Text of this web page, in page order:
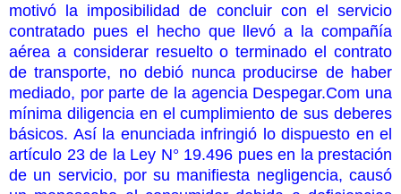
motivó la imposibilidad de concluir con el servicio
contratado pues el hecho que llevó a la compañía
aérea a considerar resuelto o terminado el contrato
de transporte, no debió nunca producirse de haber
mediado, por parte de la agencia Despegar.Com una
mínima diligencia en el cumplimiento de sus deberes
básicos. Así la enunciada infringió lo dispuesto en el
artículo 23 de la Ley N° 19.496 pues en la prestación
de un servicio, por su manifiesta negligencia, causó